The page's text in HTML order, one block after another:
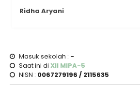
Ridha Aryani
Masuk sekolah : -
Saat ini di XII MIPA-5
NISN : 0067279196 / 2115635